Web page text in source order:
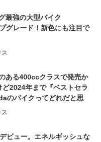
最強の大型バイク
グレード！新色にも注目で
ス
ある400ccクラスで発売か
2024年まで『ベストセラ
のバイクってどれだと思
ス
ビュー。エネルギッシュな